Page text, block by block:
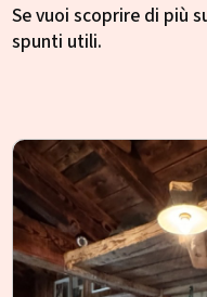
Se vuoi scoprire di più
spunti utili.